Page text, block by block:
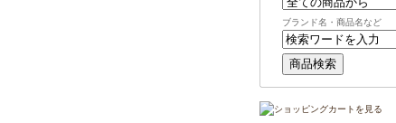
ブランド名・商品名など